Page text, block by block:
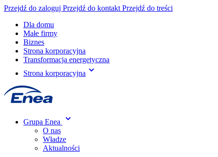
Przejdź do zaloguj Przejdź do kontakt Przejdź do treści
Dla domu
Małe firmy
Biznes
Strona korporacyjna
Transformacja energetyczna
Strona korporacyjna
Grupa Enea
O nas
Władze
Aktualności